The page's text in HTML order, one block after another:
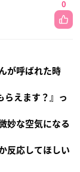
0
が呼ばれた時
らえます？』っ
妙な空気になる
反応してほしい